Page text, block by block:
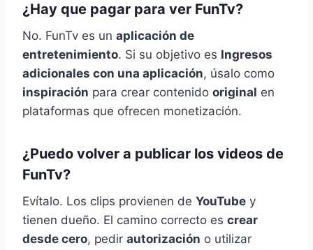
¿Hay que pagar para ver FunTv?
No. FunTv es un aplicación de
entretenimiento. Si su objetivo es Ingresos
adicionales con una aplicación, úsalo como
inspiración para crear contenido original en
plataformas que ofrecen monetización.
¿Puedo volver a publicar los videos de
FunTv?
Evítalo. Los clips provienen de YouTube y
tienen dueño. El camino correcto es crear
desde cero, pedir autorización o utilizar